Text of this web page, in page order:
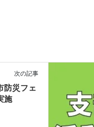
次の記事
防災フェ
施